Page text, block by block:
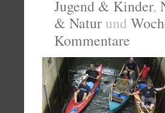
Jugend & Kinder,
& Natur und
Kommentare